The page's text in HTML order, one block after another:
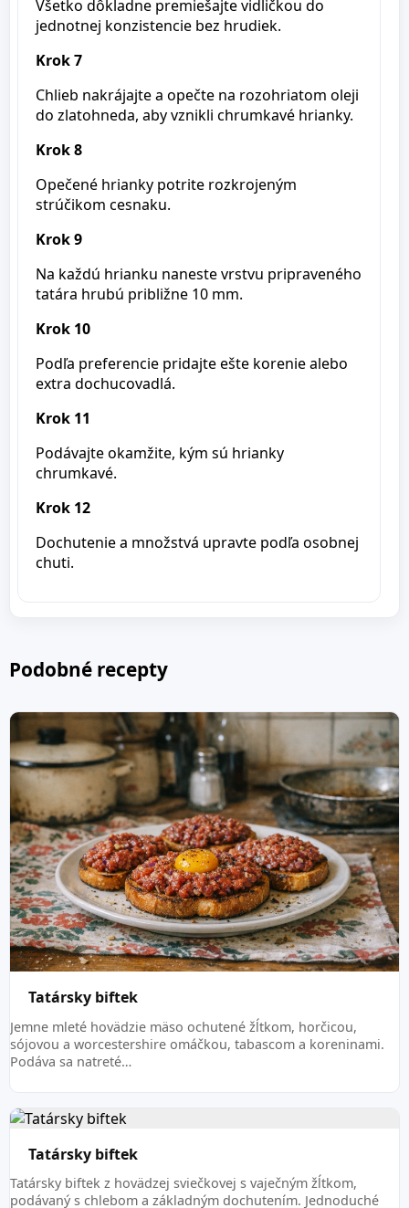
Všetko dôkladne premiešajte vidličkou do
jednotnej konzistencie bez hrudiek.
Krok 7
Chlieb nakrájajte a opečte na rozohriatom oleji
do zlatohneda, aby vznikli chrumkavé hrianky.
Krok 8
Opečené hrianky potrite rozkrojeným
strúčikom cesnaku.
Krok 9
Na každú hrianku naneste vrstvu pripraveného
tatára hrubú približne 10 mm.
Krok 10
Podľa preferencie pridajte ešte korenie alebo
extra dochucovadlá.
Krok 11
Podávajte okamžite, kým sú hrianky
chrumkavé.
Krok 12
Dochutenie a množstvá upravte podľa osobnej
chuti.
Podobné recepty
Tatársky biftek
Jemne mleté hovädzie mäso ochutené žĺtkom, horčicou,
sójovou a worcestershire omáčkou, tabascom a koreninami.
Podáva sa natreté…
Tatársky biftek
Tatársky biftek z hovädzej sviečkovej s vaječným žĺtkom,
podávaný s chlebom a základným dochutením. Jednoduché